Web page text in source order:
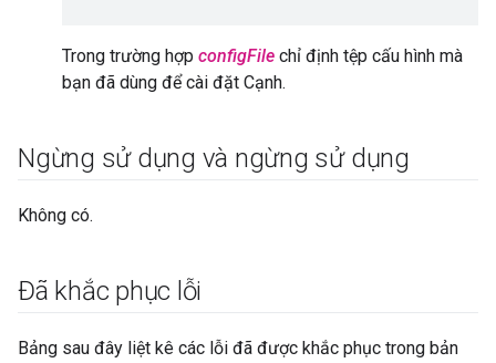
Trong trường hợp configFile chỉ định tệp cấu hình mà
bạn đã dùng để cài đặt Cạnh.
Ngừng sử dụng và ngừng sử dụng
Không có.
Đã khắc phục lỗi
Bảng sau đây liệt kê các lỗi đã được khắc phục trong bản